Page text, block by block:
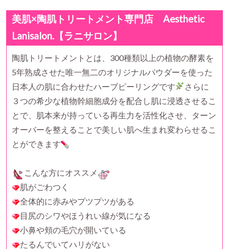
美肌×陶肌トリートメント専門店 Aesthetic
Lanisalon.【ラニサロン】
陶肌トリートメントとは、300種類以上の植物の酵素を
5年熟成させた唯一無二のオリジナルパウダーを使った
日本人の肌に合わせたハーブピーリングです
さらに
３つの希少な植物幹細胞成分を配合し肌に浸透させるこ
とで、肌本来が持っている再生力を活性化させ、ターン
オーバーを整えることで美しい肌へ生まれ変わらせるこ
とができます
こんな方にオススメ
肌がごわつく
全体的に赤みやプツプツがある
目尻のシワやほうれい線が気になる
小鼻や頬の毛穴が開いている
たるんでいてハリがない